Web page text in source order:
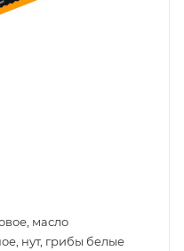
масло
нут, грибы белые